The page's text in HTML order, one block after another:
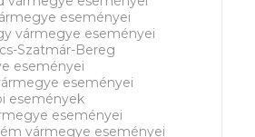
eseményei
vármegye eseményei
Szatmár-Bereg
eseményei
eseményei
események
eseményei
vármegye eseményei